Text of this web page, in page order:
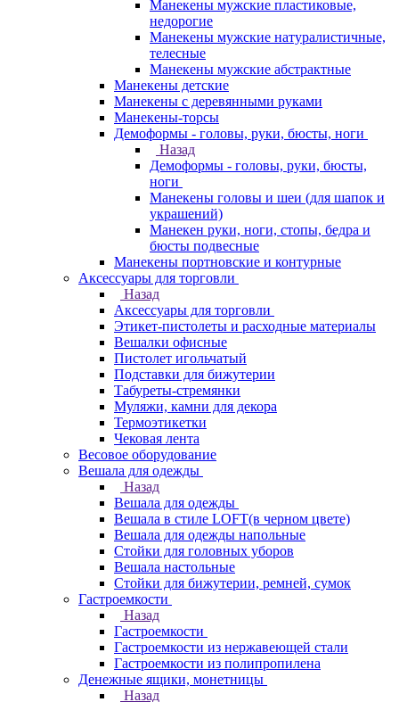
Манекены мужские пластиковые,
недорогие
Манекены мужские натуралистичные,
телесные
Манекены мужские абстрактные
Манекены детские
Манекены с деревянными руками
Манекены-торсы
Демоформы - головы, руки, бюсты, ноги
Назад
Демоформы - головы, руки, бюсты,
ноги
Манекены головы и шеи (для шапок и
украшений)
Манекен руки, ноги, стопы, бедра и
бюсты подвесные
Манекены портновские и контурные
Аксессуары для торговли
Назад
Аксессуары для торговли
Этикет-пистолеты и расходные материалы
Вешалки офисные
Пистолет игольчатый
Подставки для бижутерии
Табуреты-стремянки
Муляжи, камни для декора
Термоэтикетки
Чековая лента
Весовое оборудование
Вешала для одежды
Назад
Вешала для одежды
Вешала в стиле LOFT(в черном цвете)
Вешала для одежды напольные
Стойки для головных уборов
Вешала настольные
Cтойки для бижутерии, ремней, сумок
Гастроемкости
Назад
Гастроемкости
Гастроемкости из нержавеющей стали
Гастроемкости из полипропилена
Денежные ящики, монетницы
Назад